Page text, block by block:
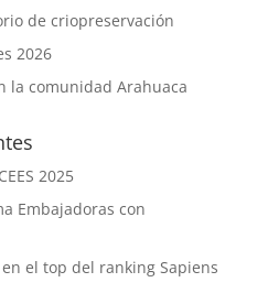
de criopreservación
2026
la comunidad Arahuaca
2025
Embajadoras con
en el top del ranking Sapiens